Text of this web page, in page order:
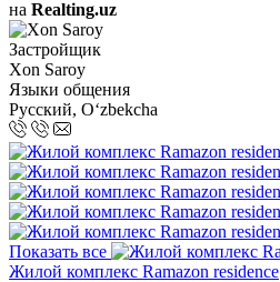
на Realting.uz
Застройщик
Xon Saroy
Языки общения
Русский, Oʻzbekcha
Показать все
Жилой комплекс Ramazon residence